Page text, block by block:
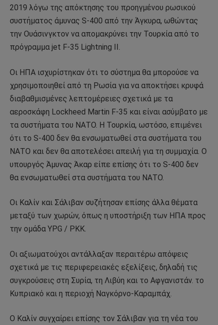
2019 λόγω της απόκτησης του προηγμένου ρωσικού
συστήματος άμυνας S-400 από την Άγκυρα, ωθώντας
την Ουάσινγκτον να απομακρύνει την Τουρκία από το
πρόγραμμα jet F-35 Lightning II.
Οι ΗΠΑ ισχυρίστηκαν ότι το σύστημα θα μπορούσε να
χρησιμοποιηθεί από τη Ρωσία για να αποκτήσει κρυφά
διαβαθμισμένες λεπτομέρειες σχετικά με τα
αεροσκάφη Lockheed Martin F-35 και είναι ασύμβατο με
τα συστήματα του ΝΑΤΟ. Η Τουρκία, ωστόσο, επιμένει
ότι το S-400 δεν θα ενσωματωθεί στα συστήματα του
ΝΑΤΟ και δεν θα αποτελέσει απειλή για τη συμμαχία. Ο
υπουργός Άμυνας Άκαρ είπε επίσης ότι το S-400 δεν
θα ενσωματωθεί στα συστήματα του ΝΑΤΟ.
Οι Καλίν και Σάλιβαν συζήτησαν επίσης άλλα θέματα
μεταξύ των χωρών, όπως η υποστήριξη των ΗΠΑ προς
την ομάδα YPG / PKK.
Οι αξιωματούχοι αντάλλαξαν περαιτέρω απόψεις
σχετικά με τις περιφερειακές εξελίξεις, δηλαδή τις
συγκρούσεις στη Συρία, τη Λιβύη και το Αφγανιστάν. το
Κυπριακό και η περιοχή Ναγκόρνο-Καραμπάχ.
Ο Καλίν συγχαίρει επίσης τον Σάλιβαν για τη νέα του